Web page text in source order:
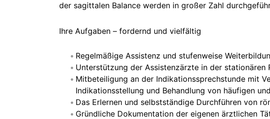
der sagittalen Balance werden in großer Zahl
Ihre Aufgaben – fordernd und vielfältig
Regelmäßige Assistenz und stufenweise
Unterstützung der Assistenzärzte in der stationären
Mitbeteiligung an der Indikationssprechstunde mit
Indikationsstellung und Behandlung von häufigen
Das Erlernen und selbstständige Durchführen von
Gründliche Dokumentation der eigenen ärztlichen